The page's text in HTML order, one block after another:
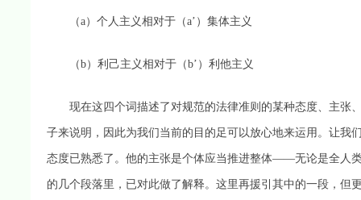
（a）个人主义相对于（a’）集体主义
（b）利己主义相对于（b’）利他主义
现在这四个词描述了对规范的法律准则的某种态度、主张
子来说明，因此为我们当前的目的足可以放心地来运用。让我
态度已熟悉了。他的主张是个体应当推进整体——无论是全人
的几个段落里，已对此做了解释。这里再援引其中的一段，